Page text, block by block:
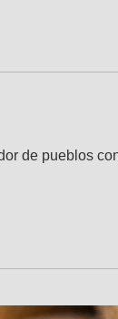
de pueblos